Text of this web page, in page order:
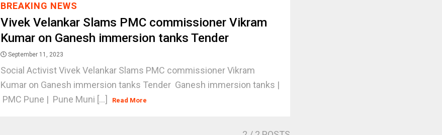
BREAKING NEWS
Vivek Velankar Slams PMC commissioner Vikram
Kumar on Ganesh immersion tanks Tender
September 11, 2023
Social Activist Vivek Velankar Slams PMC commissioner Vikram
Kumar on Ganesh immersion tanks Tender Ganesh immersion tanks |
PMC Pune | Pune Muni [...]
Read More